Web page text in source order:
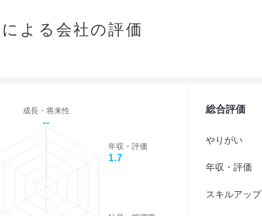
よる会社の評価
成長・将来性
--
年収・評価
1.7
総合評価
やりがい
年収・評価
スキルアップ